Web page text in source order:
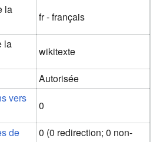
la
fr - français
la
wikitexte
Autorisée
vers
0
de
0 (0 redirection; 0 non-